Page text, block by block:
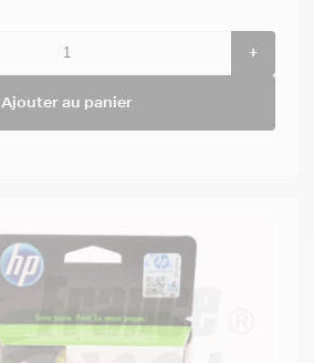
+
Ajouter au panier